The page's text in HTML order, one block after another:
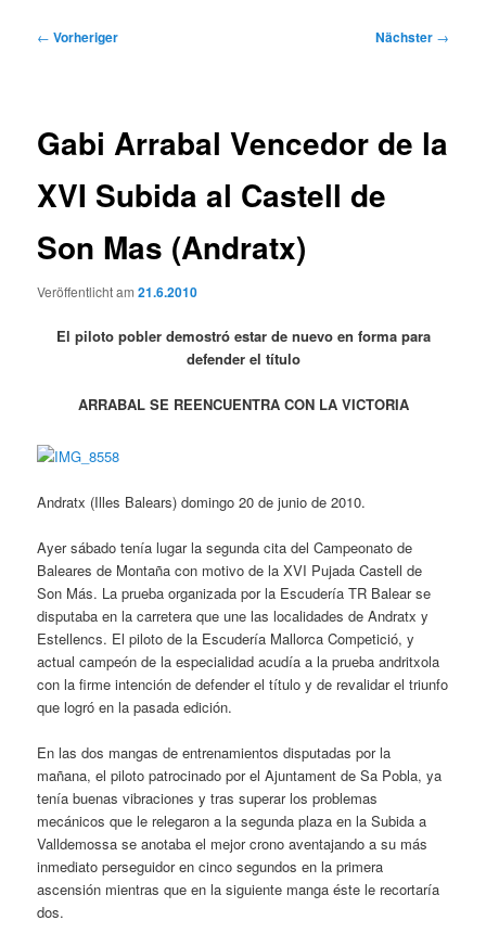
Beitragsnavigation
← Vorheriger Nächster →
Gabi Arrabal Vencedor de la
XVI Subida al Castell de
Son Mas (Andratx)
Veröffentlicht am21.6.2010
El piloto pobler demostró estar de nuevo en forma para
defender el título
ARRABAL SE REENCUENTRA CON LA VICTORIA
Andratx (Illes Balears) domingo 20 de junio de 2010.
Ayer sábado tenía lugar la segunda cita del Campeonato de
Baleares de Montaña con motivo de la XVI Pujada Castell de
Son Más. La prueba organizada por la Escudería TR Balear se
disputaba en la carretera que une las localidades de Andratx y
Estellencs. El piloto de la Escudería Mallorca Competició, y
actual campeón de la especialidad acudía a la prueba andritxola
con la firme intención de defender el título y de revalidar el triunfo
que logró en la pasada edición.
En las dos mangas de entrenamientos disputadas por la
mañana, el piloto patrocinado por el Ajuntament de Sa Pobla, ya
tenía buenas vibraciones y tras superar los problemas
mecánicos que le relegaron a la segunda plaza en la Subida a
Valldemossa se anotaba el mejor crono aventajando a su más
inmediato perseguidor en cinco segundos en la primera
ascensión mientras que en la siguiente manga éste le recortaría
dos.